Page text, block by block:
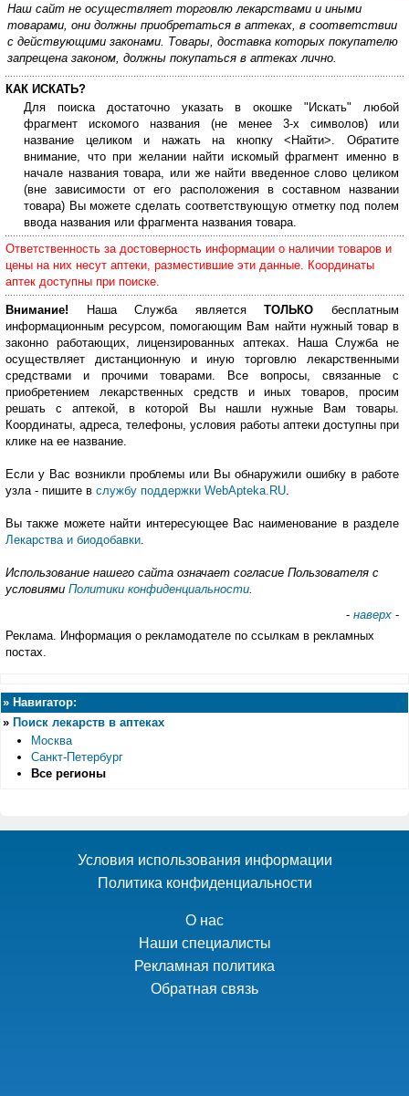
Наш сайт не осуществляет торговлю лекарствами и иными
товарами, они должны приобретаться в аптеках, в соответствии
с действующими законами. Товары, доставка которых покупателю
запрещена законом, должны покупаться в аптеках лично.
КАК ИСКАТЬ?
Для поиска достаточно указать в окошке "Искать" любой
фрагмент искомого названия (не менее 3-х символов) или
название целиком и нажать на кнопку <Найти>. Обратите
внимание, что при желании найти искомый фрагмент именно в
начале названия товара, или же найти введенное слово целиком
(вне зависимости от его расположения в составном названии
товара) Вы можете сделать соответствующую отметку под полем
ввода названия или фрагмента названия товара.
Ответственность за достоверность информации о наличии товаров и
цены на них несут аптеки, разместившие эти данные. Координаты
аптек доступны при поиске.
Внимание! Наша Служба являетсяТОЛЬКО бесплатным
информационным ресурсом, помогающим Вам найти нужный товар в
законно работающих, лицензированных аптеках. Наша Служба не
осуществляет дистанционную и иную торговлю лекарственными
средствами и прочими товарами. Все вопросы, связанные с
приобретением лекарственных средств и иных товаров, просим
решать с аптекой, в которой Вы нашли нужные Вам товары.
Координаты, адреса, телефоны, условия работы аптеки доступны при
клике на ее название.
Если у Вас возникли проблемы или Вы обнаружили ошибку в работе
узла - пишите в службу поддержки WebApteka.RU
Вы также можете найти интересующее Вас наименование в разделе
Лекарства и биодобавки
Использование нашего сайта означает согласие Пользователя с
условиями Политики конфиденциальности
- наверх -
Реклама. Информация о рекламодателе по ссылкам в рекламных
постах.
» Навигатор:
» Поиск лекарств в аптеках
Москва
Санкт-Петербург
Все регионы
Условия использования информации
Политика конфиденциальности
О нас
Наши специалисты
Рекламная политика
Обратная связь